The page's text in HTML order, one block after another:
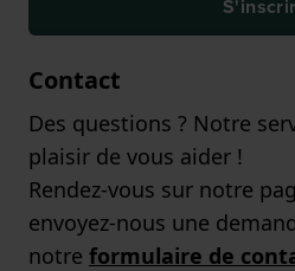
Contact
Des questions ? Notre
plaisir de vous aider !
Rendez-vous sur notre
envoyez-nous une
notre formulaire de